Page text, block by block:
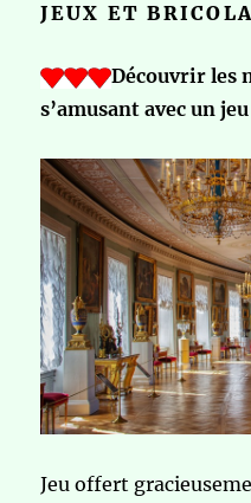
JEUX ET
Découvrir les
s’amusant avec un
Jeu offert